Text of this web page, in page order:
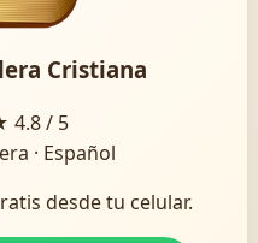
Cristiana
4.8 / 5
· Español
desde tu celular.